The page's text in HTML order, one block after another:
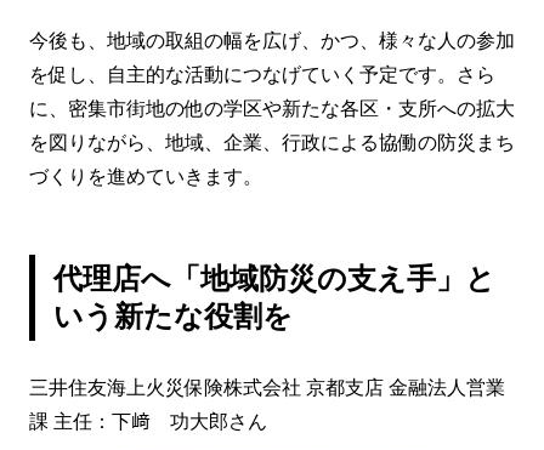
今後も、地域の取組の幅を広げ、かつ、様々な人の参加
を促し、自主的な活動につなげていく予定です。さら
に、密集市街地の他の学区や新たな各区・支所への拡大
を図りながら、地域、企業、行政による協働の防災まち
づくりを進めていきます。
代理店へ「地域防災の支え手」と
いう新たな役割を
三井住友海上火災保険株式会社 京都支店 金融法人営業
課 主任：下﨑 功大郎さん